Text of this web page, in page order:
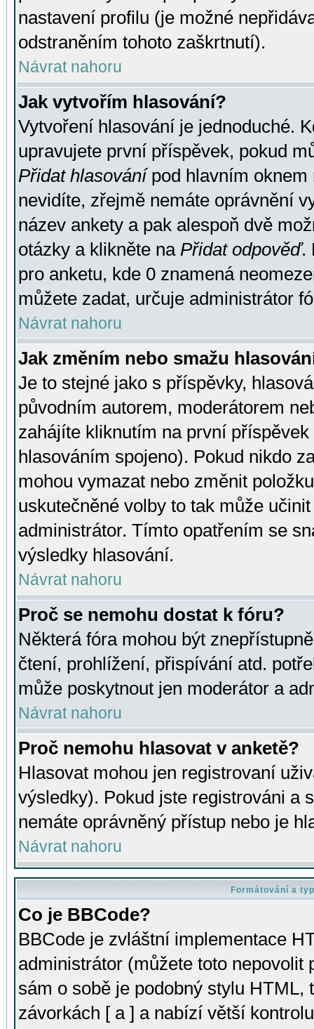
nastavení profilu (je možné
odstraněním tohoto zaškrtnutí).
Návrat nahoru
Jak vytvořím hlasování?
Vytvoření hlasování je jednoduché.
upravujete první příspěvek, pokud
Přidat hlasovánípod hlavním oknem
nevidíte, zřejmě nemáte oprávnění
název ankety a pak alespoň dvě
otázky a klikněte na Přidat odpověď.
pro anketu, kde 0 znamená
můžete zadat, určuje administrátor
Návrat nahoru
Jak změním nebo smažu
Je to stejné jako s příspěvky,
původním autorem, moderátorem
zahájíte kliknutím na první
hlasováním spojeno). Pokud nikdo
mohou vymazat nebo změnit
uskutečněné volby to tak může
administrátor. Tímto opatřením se
výsledky hlasování.
Návrat nahoru
Proč se nemohu dostat k fóru?
Některá fóra mohou být
čtení, prohlížení, přispívání atd.
může poskytnout jen moderátor a
Návrat nahoru
Proč nemohu hlasovat v anketě?
Hlasovat mohou jen registrovaní
výsledky). Pokud jste registrováni a
nemáte oprávněný přístup nebo je
Návrat nahoru
Formátování a
Co je BBCode?
BBCode je zvláštní implementace
administrátor (můžete toto
sám o sobě je podobný stylu HTML,
závorkách [ a ] a nabízí větší